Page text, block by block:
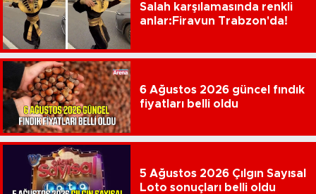
Salah karşılamasında renkli
anlar:Firavun Trabzon'da!
6 Ağustos 2026 güncel fındık
fiyatları belli oldu
5 Ağustos 2026 Çılgın Sayısal
Loto sonuçları belli oldu